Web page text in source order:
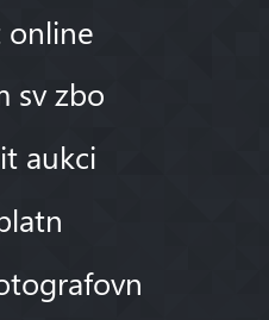
online
sv zbo
aukci